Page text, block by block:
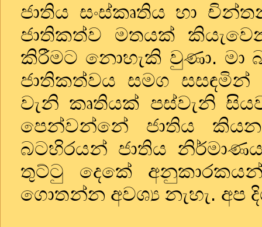
ජාතිය සංස්කෘතිය හා
ජාතිකත්ව මතයක්
කිරීමට නොහැකි වුණා. මා
ජාතිකත්වය සමග සසඳමින්
වැනි කෘතියක් පස්වැනි
පෙන්වන්නේ ජාතිය
බටහිරයන් ජාතිය
තුට්ටු දෙකේ
ගොතන්න අවශ්‍ය නැහැ. අප